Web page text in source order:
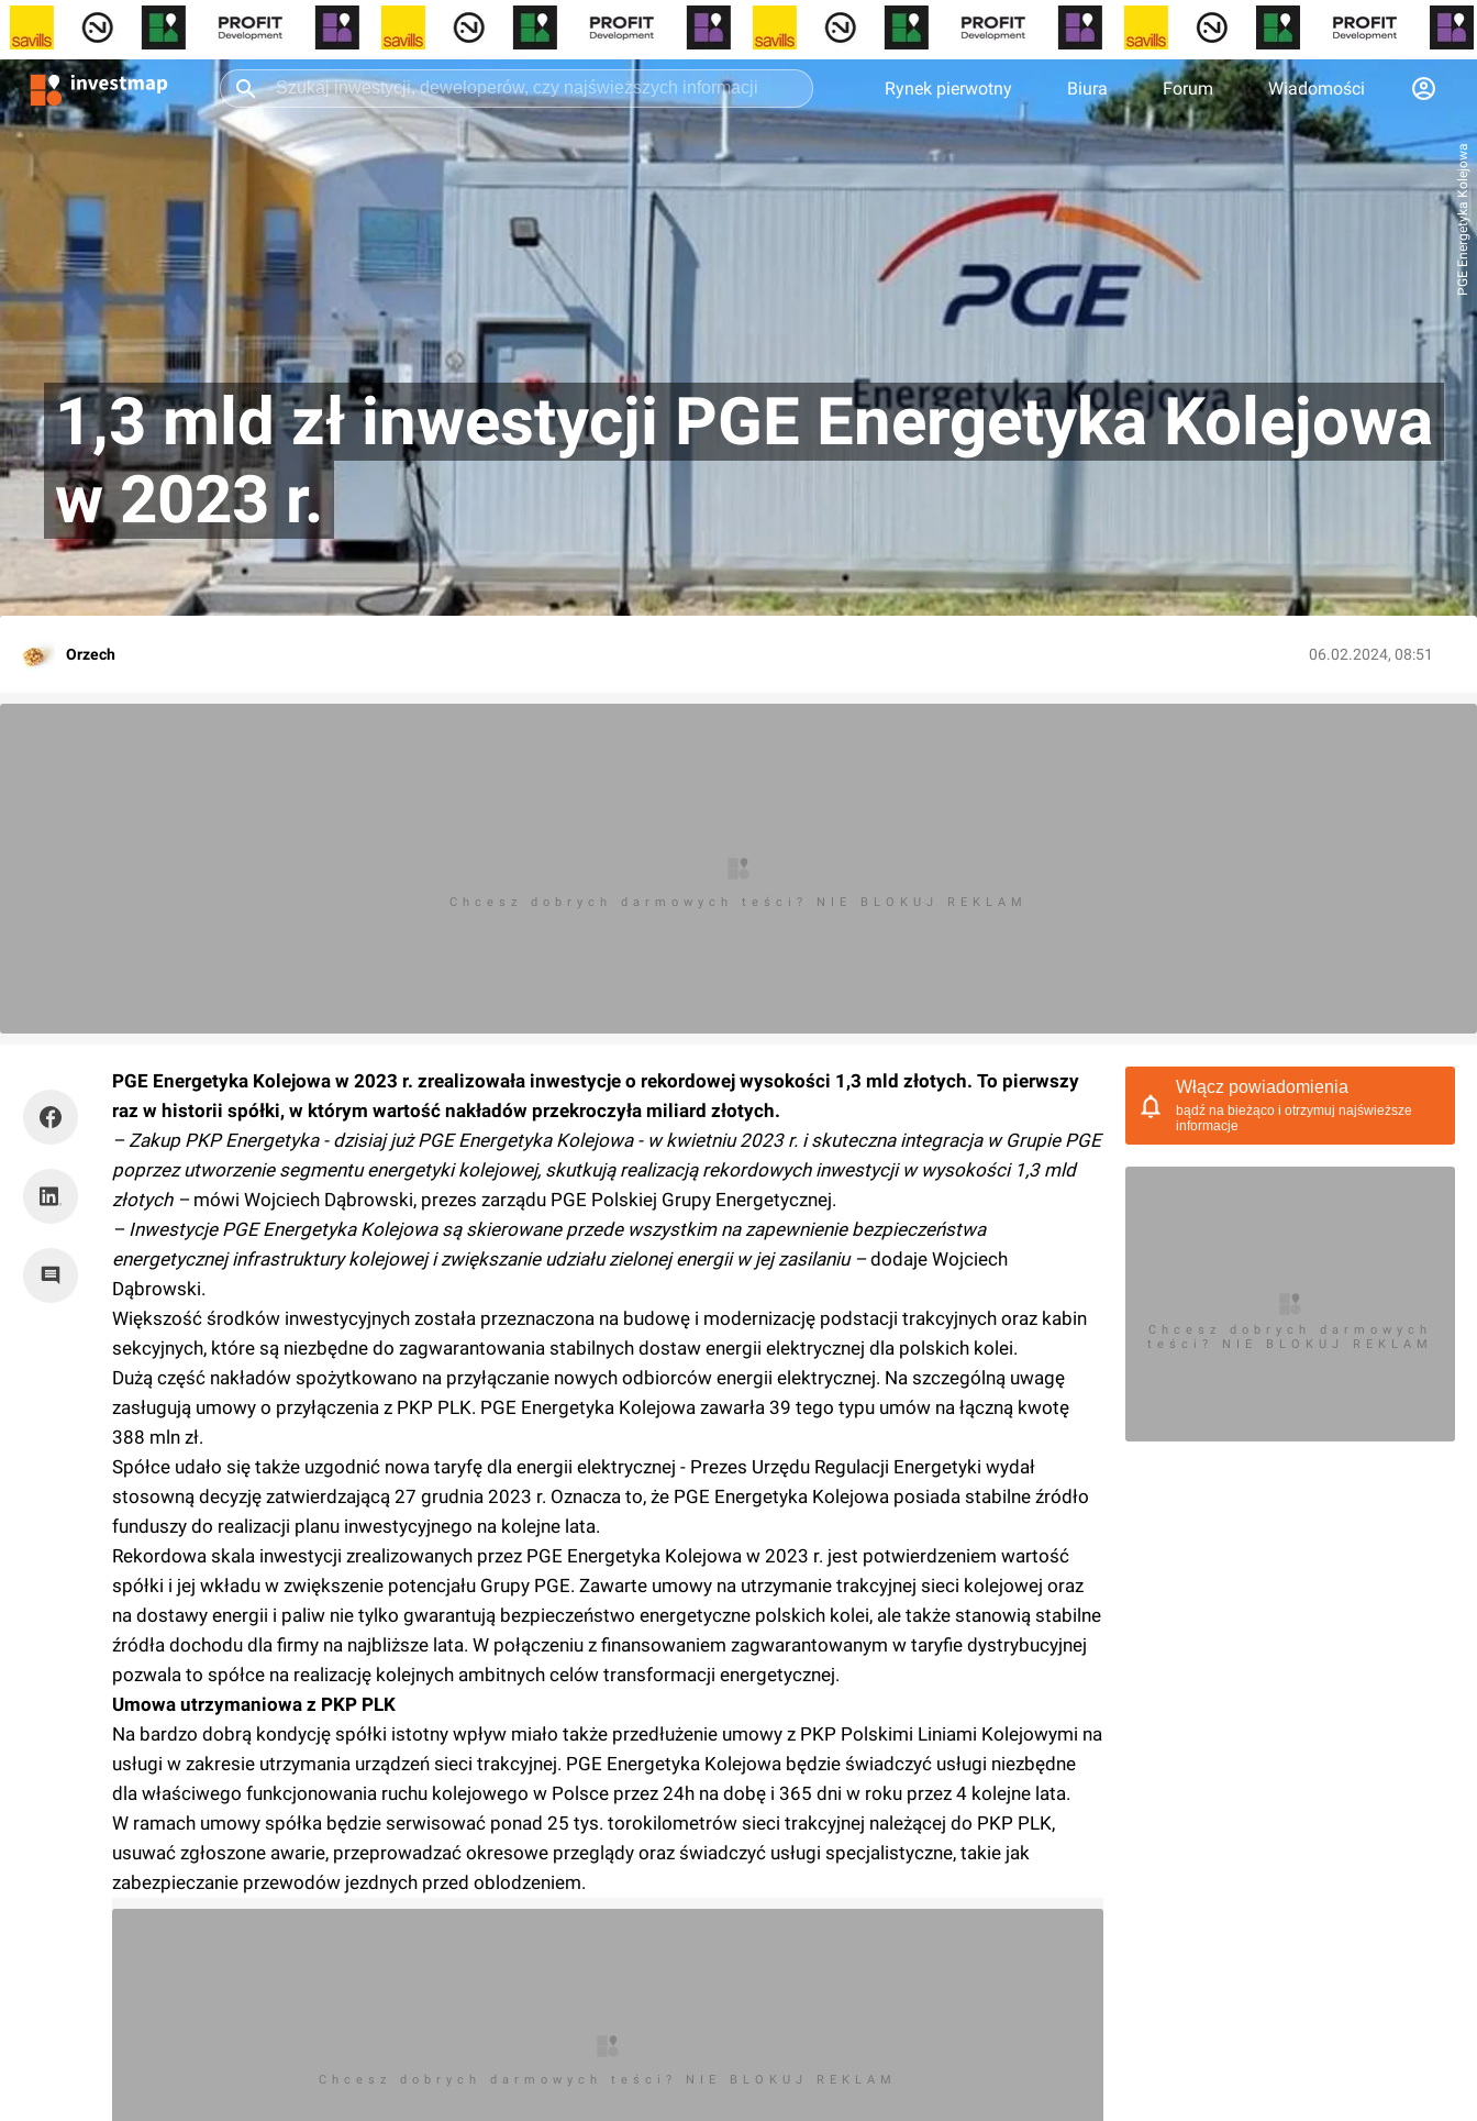
Rynek pierwotny Biura Forum Wiadomości
PGE Energetyka Kolejowa
1,3 mld zł inwestycji PGE Energetyka Kolejowa
w 2023 r.
Orzech 06.02.2024, 08:51
Chcesz dobrych darmowych teści? NIE BLOKUJ REKLAM
PGE Energetyka Kolejowa w 2023 r. zrealizowała inwestycje o rekordowej wysokości 1,3 mld złotych. To pierwszy
raz w historii spółki, w którym wartość nakładów przekroczyła miliard złotych.
– Zakup PKP Energetyka - dzisiaj już PGE Energetyka Kolejowa - w kwietniu 2023 r. i skuteczna integracja w Grupie PGE
poprzez utworzenie segmentu energetyki kolejowej, skutkują realizacją rekordowych inwestycji w wysokości 1,3 mld
złotych –mówi Wojciech Dąbrowski, prezes zarządu PGE Polskiej Grupy Energetycznej.
– Inwestycje PGE Energetyka Kolejowa są skierowane przede wszystkim na zapewnienie bezpieczeństwa
energetycznej infrastruktury kolejowej i zwiększanie udziału zielonej energii w jej zasilaniu –dodaje Wojciech
Dąbrowski.
Większość środków inwestycyjnych została przeznaczona na budowę i modernizację podstacji trakcyjnych oraz kabin
sekcyjnych, które są niezbędne do zagwarantowania stabilnych dostaw energii elektrycznej dla polskich kolei.
Dużą część nakładów spożytkowano na przyłączanie nowych odbiorców energii elektrycznej. Na szczególną uwagę
zasługują umowy o przyłączenia z PKP PLK. PGE Energetyka Kolejowa zawarła 39 tego typu umów na łączną kwotę
388 mln zł.
Spółce udało się także uzgodnić nowa taryfę dla energii elektrycznej - Prezes Urzędu Regulacji Energetyki wydał
stosowną decyzję zatwierdzającą 27 grudnia 2023 r. Oznacza to, że PGE Energetyka Kolejowa posiada stabilne źródło
funduszy do realizacji planu inwestycyjnego na kolejne lata.
Rekordowa skala inwestycji zrealizowanych przez PGE Energetyka Kolejowa w 2023 r. jest potwierdzeniem wartość
spółki i jej wkładu w zwiększenie potencjału Grupy PGE. Zawarte umowy na utrzymanie trakcyjnej sieci kolejowej oraz
na dostawy energii i paliw nie tylko gwarantują bezpieczeństwo energetyczne polskich kolei, ale także stanowią stabilne
źródła dochodu dla firmy na najbliższe lata. W połączeniu z finansowaniem zagwarantowanym w taryfie dystrybucyjnej
pozwala to spółce na realizację kolejnych ambitnych celów transformacji energetycznej.
Umowa utrzymaniowa z PKP PLK
Na bardzo dobrą kondycję spółki istotny wpływ miało także przedłużenie umowy z PKP Polskimi Liniami Kolejowymi na
usługi w zakresie utrzymania urządzeń sieci trakcyjnej. PGE Energetyka Kolejowa będzie świadczyć usługi niezbędne
dla właściwego funkcjonowania ruchu kolejowego w Polsce przez 24h na dobę i 365 dni w roku przez 4 kolejne lata.
W ramach umowy spółka będzie serwisować ponad 25 tys. torokilometrów sieci trakcyjnej należącej do PKP PLK,
usuwać zgłoszone awarie, przeprowadzać okresowe przeglądy oraz świadczyć usługi specjalistyczne, takie jak
zabezpieczanie przewodów jezdnych przed oblodzeniem.
Chcesz dobrych darmowych teści? NIE BLOKUJ REKLAM
Włącz powiadomienia
bądź na bieżąco i otrzymuj najświeższe
informacje
Chcesz dobrych darmowych
teści? NIE BLOKUJ REKLAM